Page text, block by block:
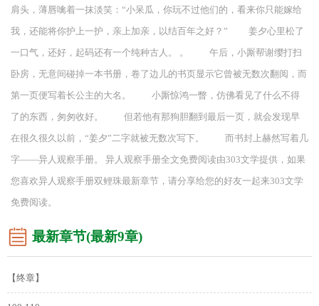
肩头，薄唇噙着一抹淡笑：“小呆瓜，你玩不过他们的，看来你只能嫁给
我，还能将你护上一护，亲上加亲，以结百年之好？” 姜夕心里松了
一口气，还好，起码还有一个纯种古人。 。 午后，小厮帮谢缨打扫
卧房，无意间碰掉一本书册，卷了边儿的书页显示它曾被无数次翻阅，而
第一页便写着长公主的大名。 小厮惊鸿一瞥，仿佛看见了什么不得
了的东西，匆匆收好。 但若他有那狗胆翻到最后一页，就会发现早
在很久很久以前，“姜夕”二字就被无数次写下。 而书封上赫然写着几
字——异人观察手册。 异人观察手册全文免费阅读由303文学提供，如果
您喜欢异人观察手册双鲤珠最新章节，请分享给您的好友一起来303文学
免费阅读。
最新章节(最新9章)
【终章】